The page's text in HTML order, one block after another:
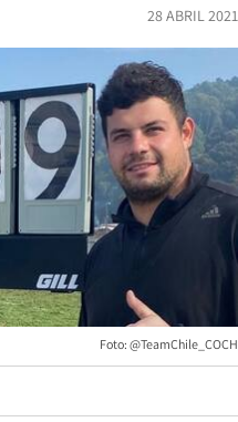
28 ABRIL 2021
Foto: @TeamChile_COCH